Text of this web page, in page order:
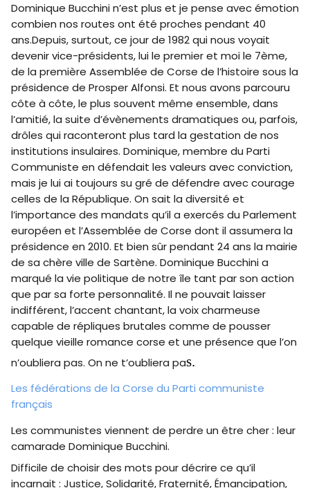
Dominique Bucchini n’est plus et je pense avec émotion
combien nos routes ont été proches pendant 40
ans.Depuis, surtout, ce jour de 1982 qui nous voyait
devenir vice-présidents, lui le premier et moi le 7ème,
de la première Assemblée de Corse de l’histoire sous la
présidence de Prosper Alfonsi. Et nous avons parcouru
côte à côte, le plus souvent même ensemble, dans
l’amitié, la suite d’évènements dramatiques ou, parfois,
drôles qui raconteront plus tard la gestation de nos
institutions insulaires. Dominique, membre du Parti
Communiste en défendait les valeurs avec conviction,
mais je lui ai toujours su gré de défendre avec courage
celles de la République. On sait la diversité et
l’importance des mandats qu’il a exercés du Parlement
européen et l’Assemblée de Corse dont il assumera la
présidence en 2010. Et bien sûr pendant 24 ans la mairie
de sa chère ville de Sartène. Dominique Bucchini a
marqué la vie politique de notre île tant par son action
que par sa forte personnalité. Il ne pouvait laisser
indifférent, l’accent chantant, la voix charmeuse
capable de répliques brutales comme de pousser
quelque vieille romance corse et une présence que l’on
n’oubliera pas. On ne t’oubliera pas.
Les fédérations de la Corse du Parti communiste
français
Les communistes viennent de perdre un être cher : leur
camarade Dominique Bucchini.
Difficile de choisir des mots pour décrire ce qu’il
incarnait : Justice, Solidarité, Fraternité, Émancipation,